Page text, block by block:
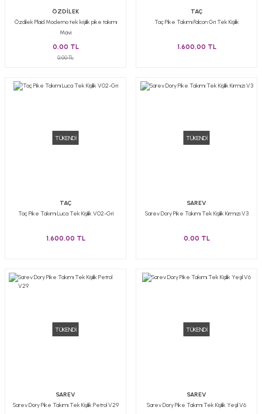
ÖZDİLEK
Özdilek Plaid Moderno tek kişilik pike takımı
Mavi
0,00 TL
0,00 TL
TAÇ
Taç Pike Takımı Falcon Gri Tek Kişilik
1.600,00 TL
TÜKENDİ
TAÇ
Taç Pike Takımı Luca Tek Kişilik V02-Gri
1.600,00 TL
TÜKENDİ
SAREV
Sarev Dory Pike Takımı Tek Kişilik Kırmızı V3
0,00 TL
TÜKENDİ
SAREV
Sarev Dory Pike Takımı Tek Kişilik Petrol V29
TÜKENDİ
SAREV
Sarev Dory Pike Takımı Tek Kişilik Yeşil V6